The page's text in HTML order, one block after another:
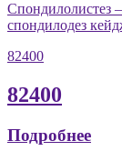
Спондилолистез
спондилодез
82400
82400
Подробнее